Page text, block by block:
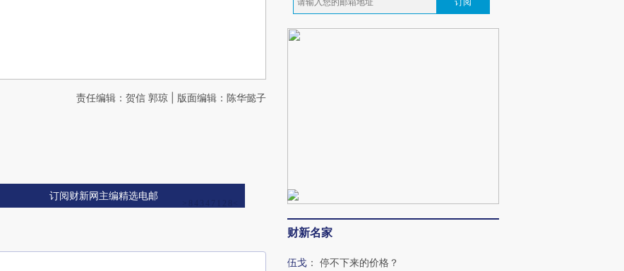
责任编辑：贺信 郭琼 | 版面编辑：陈华懿子
订阅财新网主编精选电邮
财新名家
伍戈 ： 停不下来的价格？